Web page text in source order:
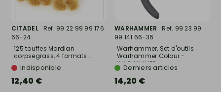
CITADEL
Ref. 99 22 99 99 176
66-24
125 touffes Mordian
corpsegrass, 4 formats...
Indisponible
12,40 €
WARHAMMER
Ref. 99 23 99
99 141 66-36
Warhammer, Set d'outils
Warhammer Colour -
WARHAMMER...
Derniers articles
14,20 €